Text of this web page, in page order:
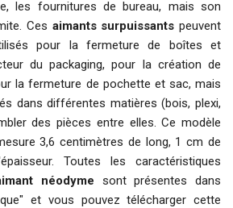
les fournitures de bureau, mais son
Ces aimants surpuissants peuvent
pour la fermeture de boîtes et
du packaging, pour la création de
la fermeture de pochette et sac, mais
dans différentes matières (bois, plexi,
des pièces entre elles. Ce modèle
3,6 centimètres de long, 1 cm de
Toutes les caractéristiques
néodyme sont présentes dans
et vous pouvez télécharger cette